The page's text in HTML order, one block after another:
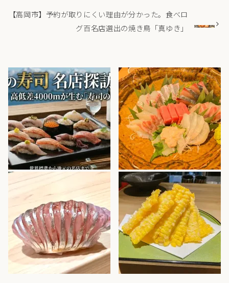
【高岡市】予約が取りにくい理由が分かった。食べロ
グ百名店選出の焼き鳥「真ゆき」